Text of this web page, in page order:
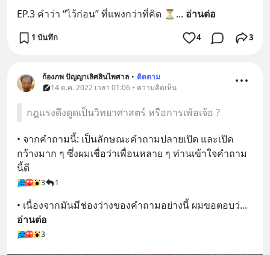
EP.3 คำว่า “ไว้ก่อน” ที่แพงกว่าที่คิด ⏳ ... อ่านต่อ
1 บันทึก 4 3
ก้องภพ ปัญญาเลิศสินไพศาล • ติดตาม
14 ต.ค. 2022 เวลา 01:06 • ความคิดเห็น
กฎแรงดึงดูดเป็นวิทยาศาสตร์ หรือการเพ้อเจ้อ ?
• จากคำถามนี้: เป็นลักษณะคำถามปลายเปิด และเปิด
กว้างมาก ๆ ซึ่งผมเชื่อว่าเพื่อนหลาย ๆ ท่านเข้าใจคำถาม
นี้ดี
3 1
• เนื่องจากมันมีช่องว่างของคำถามอย่างนี้ ผมขอตอบว่
อ่านต่อ
3